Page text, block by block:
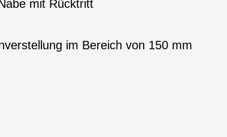
mit Rücktritt
im Bereich von 150 mm